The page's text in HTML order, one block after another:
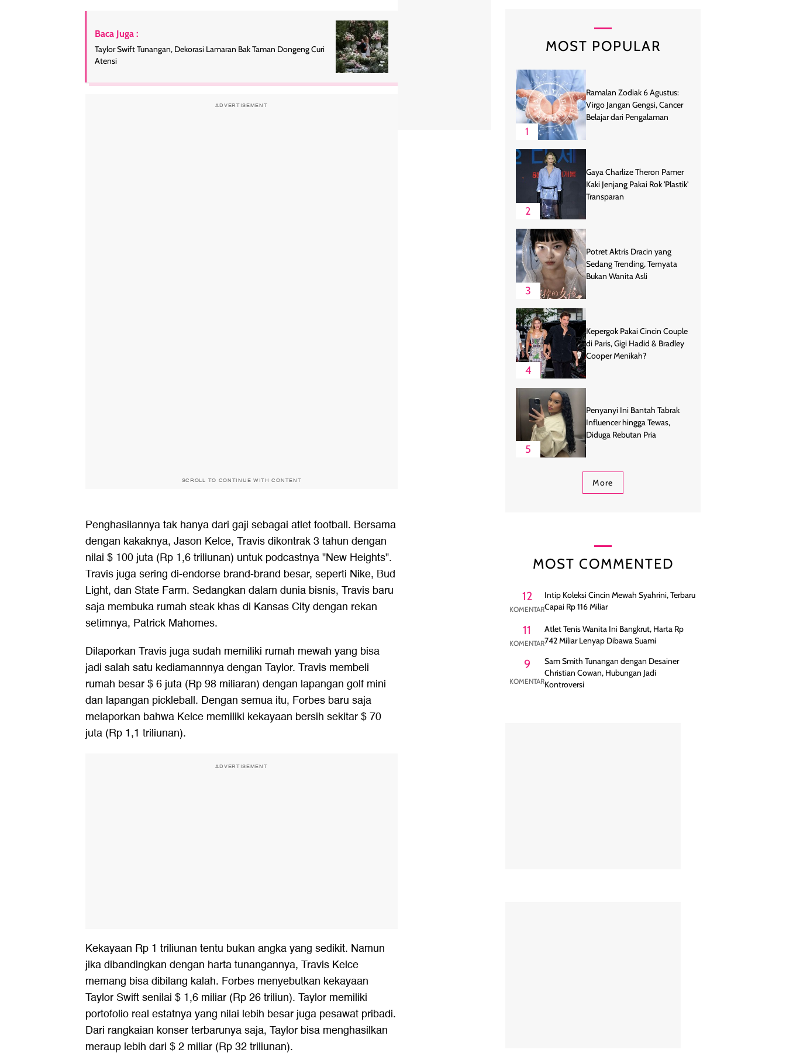
Baca Juga :
Taylor Swift Tunangan, Dekorasi Lamaran Bak Taman Dongeng Curi
Atensi
ADVERTISEMENT
SCROLL TO CONTINUE WITH CONTENT
Penghasilannya tak hanya dari gaji sebagai atlet football. Bersama
dengan kakaknya, Jason Kelce, Travis dikontrak 3 tahun dengan
nilai $ 100 juta (Rp 1,6 triliunan) untuk podcastnya "New Heights".
Travis juga sering di-endorse brand-brand besar, seperti Nike, Bud
Light, dan State Farm. Sedangkan dalam dunia bisnis, Travis baru
saja membuka rumah steak khas di Kansas City dengan rekan
setimnya, Patrick Mahomes.
Dilaporkan Travis juga sudah memiliki rumah mewah yang bisa
jadi salah satu kediamannnya dengan Taylor. Travis membeli
rumah besar $ 6 juta (Rp 98 miliaran) dengan lapangan golf mini
dan lapangan pickleball. Dengan semua itu, Forbes baru saja
melaporkan bahwa Kelce memiliki kekayaan bersih sekitar $ 70
juta (Rp 1,1 triliunan).
ADVERTISEMENT
Kekayaan Rp 1 triliunan tentu bukan angka yang sedikit. Namun
jika dibandingkan dengan harta tunangannya, Travis Kelce
memang bisa dibilang kalah. Forbes menyebutkan kekayaan
Taylor Swift senilai $ 1,6 miliar (Rp 26 triliun). Taylor memiliki
portofolio real estatnya yang nilai lebih besar juga pesawat pribadi.
Dari rangkaian konser terbarunya saja, Taylor bisa menghasilkan
meraup lebih dari $ 2 miliar (Rp 32 triliunan).
MOST POPULAR
1
Ramalan Zodiak 6 Agustus:
Virgo Jangan Gengsi, Cancer
Belajar dari Pengalaman
2
Gaya Charlize Theron Pamer
Kaki Jenjang Pakai Rok 'Plastik'
Transparan
3
Potret Aktris Dracin yang
Sedang Trending, Ternyata
Bukan Wanita Asli
4
Kepergok Pakai Cincin Couple
di Paris, Gigi Hadid & Bradley
Cooper Menikah?
5
Penyanyi Ini Bantah Tabrak
Influencer hingga Tewas,
Diduga Rebutan Pria
More
MOST COMMENTED
12
KOMENTAR
Intip Koleksi Cincin Mewah Syahrini, Terbaru
Capai Rp 116 Miliar
11
KOMENTAR
Atlet Tenis Wanita Ini Bangkrut, Harta Rp
742 Miliar Lenyap Dibawa Suami
9
KOMENTAR
Sam Smith Tunangan dengan Desainer
Christian Cowan, Hubungan Jadi
Kontroversi